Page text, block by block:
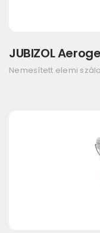
JUBIZOL
Nemesített elemi